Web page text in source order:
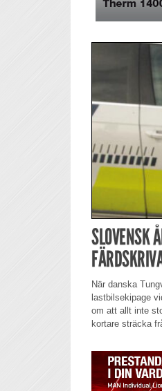
SLOVENSK
När danska
lastbilsekipage
om att allt inte
kortare sträcka